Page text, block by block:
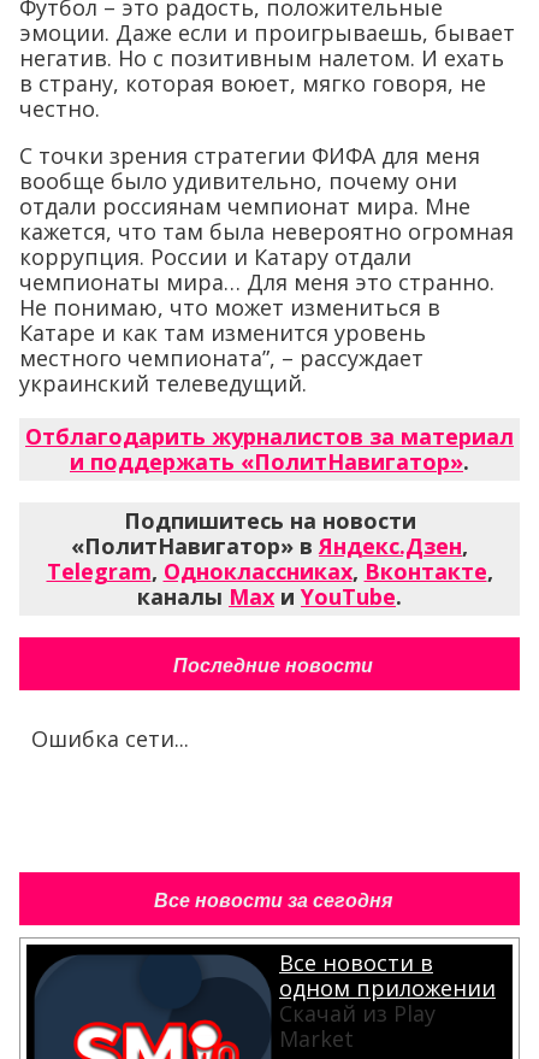
Футбол – это радость, положительные
эмоции. Даже если и проигрываешь, бывает
негатив. Но с позитивным налетом. И ехать
в страну, которая воюет, мягко говоря, не
честно.
С точки зрения стратегии ФИФА для меня
вообще было удивительно, почему они
отдали россиянам чемпионат мира. Мне
кажется, что там была невероятно огромная
коррупция. России и Катару отдали
чемпионаты мира… Для меня это странно.
Не понимаю, что может измениться в
Катаре и как там изменится уровень
местного чемпионата”, – рассуждает
украинский телеведущий.
Отблагодарить журналистов за материал
и поддержать «ПолитНавигатор».
Подпишитесь на новости
«ПолитНавигатор» в Яндекс.Дзен,
Telegram, Одноклассниках, Вконтакте,
каналы Max и YouTube.
Последние новости
Ошибка сети...
Все новости за сегодня
Все новости в
одном приложении
Скачай из Play
Market